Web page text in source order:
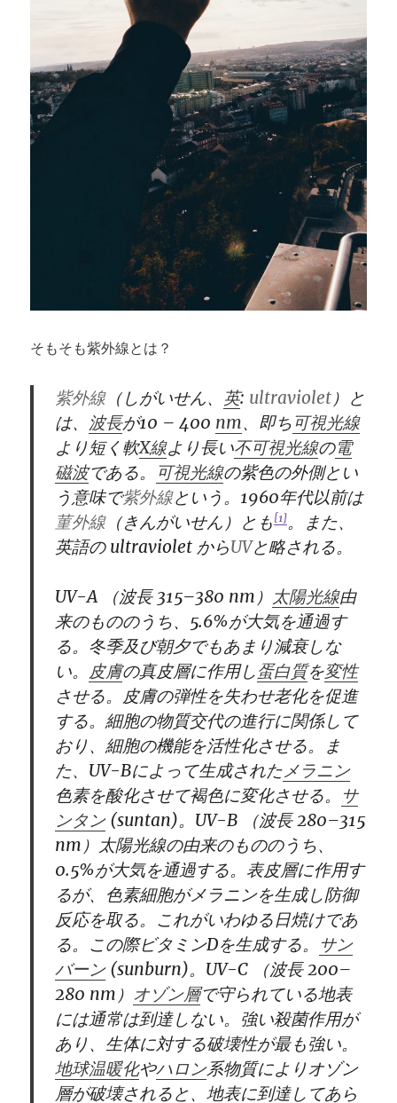
そもそも紫外線とは？
紫外線（しがいせん、 英: ultraviolet ）と
は、 波長が10 – 400 nm、即ち可視光線
より短く軟X線より長い不可視光線の電
磁波である。 可視光線の紫色の外側とい
う意味で紫外線という。 1960年代以前は
菫外線（きんがいせん）とも[1]。また、
英語のultraviolet からUVと略される。
UV-A （波長315–380 nm ） 太陽光線由
来のもののうち、 5.6%が大気を通過す
る。冬季及び朝夕でもあまり減衰しな
い。
皮膚の真皮層に作用し蛋白質を変性
させる。皮膚の弾性を失わせ老化を促進
する。細胞の物質交代の進行に関係して
おり、細胞の機能を活性化させる。ま
た、 UV-Bによって生成された メラニン
色素を酸化させて褐色に変化させる。
サ
ンタン(suntan)。 UV-B （波長280–315
nm ）太陽光線の由来のもののうち、
0.5%が大気を通過する。表皮層に作用す
るが、色素細胞がメラニンを生成し防御
反応を取る。これがいわゆる日焼けであ
る。この際ビタミンDを生成する。
サン
バーン(sunburn)。 UV-C （波長200–
280 nm ） オゾン層で守られている地表
には通常は到達しない。強い殺菌作用が
あり、生体に対する破壊性が最も強い。
地球温暖化やハロン系物質によりオゾン
層が破壊されると、地表に到達してあら